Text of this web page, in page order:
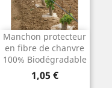
Manchon protecteur
en fibre de chanvre
100% Biodégradable
Prix
1,05 €